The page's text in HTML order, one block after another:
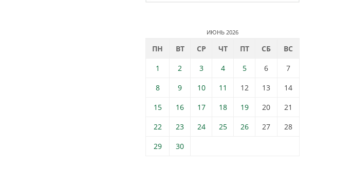
ИЮНЬ 2026
ПН ВТ СР ЧТ ПТ СБ
ВС
1
2 3 4 5 6
7
8
9 10 11 12 13
14
15
16 17 18 19 20
21
22
23 24 25 26 27
28
29
30